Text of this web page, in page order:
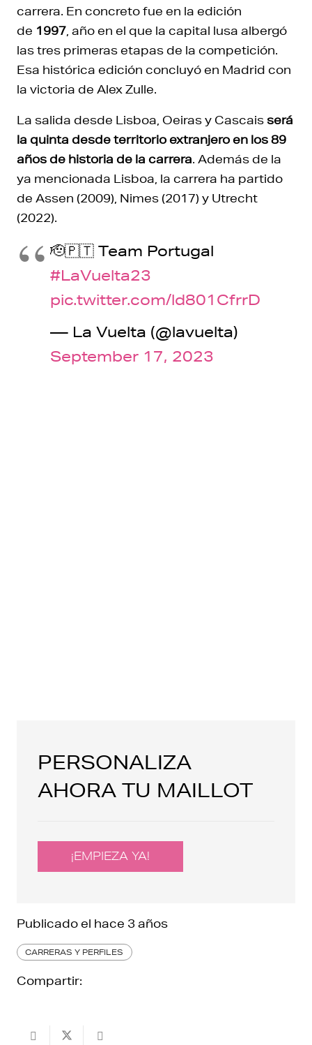
carrera. En concreto fue en la edición
de 1997, año en el que la capital lusa albergó
las tres primeras etapas de la competición.
Esa histórica edición concluyó en Madrid con
la victoria de Alex Zulle.
La salida desde Lisboa, Oeiras y Cascaisserá
la quinta desde territorio extranjero en los 89
años de historia de la carrera. Además de la
ya mencionada Lisboa, la carrera ha partido
de Assen (2009), Nimes (2017) y Utrecht
(2022).
🫡🇵🇹 Team Portugal
#LaVuelta23
pic.twitter.com/ld801CfrrD
— La Vuelta (@lavuelta)
September 17, 2023
PERSONALIZA
AHORA TU MAILLOT
¡EMPIEZA YA!
Publicado el hace 3 años
CARRERAS Y PERFILES
Compartir: